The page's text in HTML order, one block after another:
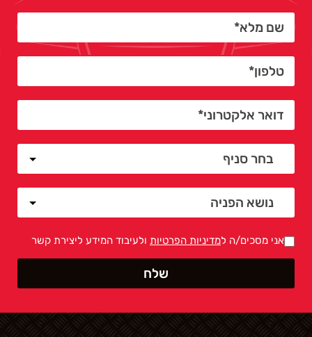
אני מסכים/ה למדיניות הפרטיות ולעיבוד המידע ליצירת קשר